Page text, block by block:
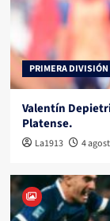
PRIMERA DIVISIÓN
Valentín
Platense.
La1913 4